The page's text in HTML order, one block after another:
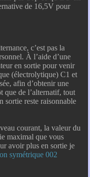
de 16,5V pour
c’est pas la
À l’aide d’une
en sortie pour venir
(électrolytique) C1 et
afin d’obtenir une
que de l’alternatif, tout
sortie reste raisonnable
courant, la valeur du
maximal que vous
avoir plus en sortie je
symétrique 002